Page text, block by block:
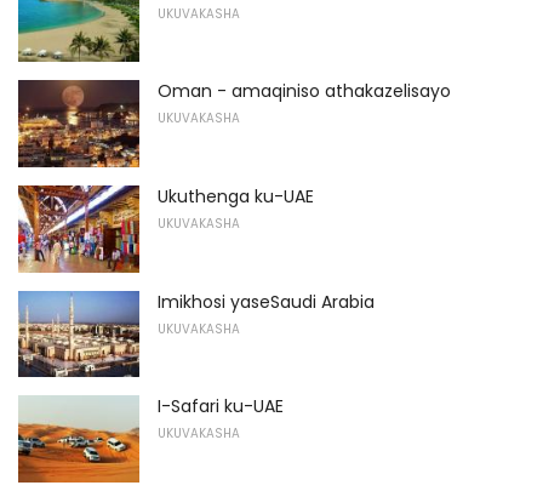
UKUVAKASHA
Oman - amaqiniso athakazelisayo
UKUVAKASHA
Ukuthenga ku-UAE
UKUVAKASHA
Imikhosi yaseSaudi Arabia
UKUVAKASHA
I-Safari ku-UAE
UKUVAKASHA